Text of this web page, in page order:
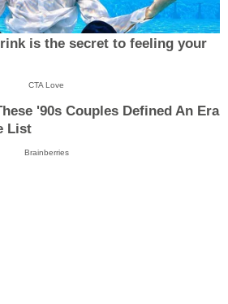
is the secret to feeling your
CTA Love
'90s Couples Defined An Era
List
Brainberries